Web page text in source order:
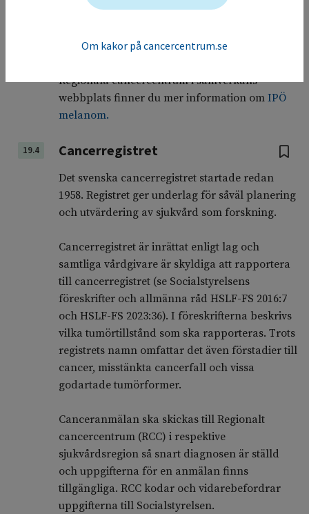
2024) inte nationell täckning och används
sjukdom, vilket hittills har försvårat möjligheten
Regionala cancercentrum i samverkans
webbplats finner du mer information om IPÖ
melanom.
19.4 Cancerregistret
Det svenska cancerregistret startade redan
1958. Registret ger underlag för såväl planering
och utvärdering av sjukvård som forskning.
Cancerregistret är inrättat enligt lag och
samtliga vårdgivare är skyldiga att rapportera
till cancerregistret (se Socialstyrelsens
föreskrifter och allmänna råd HSLF-FS 2016:7
och HSLF-FS 2023:36). I föreskrifterna beskrivs
vilka tumörtillstånd som ska rapporteras. Trots
registrets namn omfattar det även förstadier till
cancer, misstänkta cancerfall och vissa
godartade tumörformer.
Canceranmälan ska skickas till Regionalt
cancercentrum (RCC) i respektive
sjukvårdsregion så snart diagnosen är ställd
och uppgifterna för en anmälan finns
tillgängliga. RCC kodar och vidarebefordrar
uppgifterna till Socialstyrelsen.
Om kakor på cancercentrum.se